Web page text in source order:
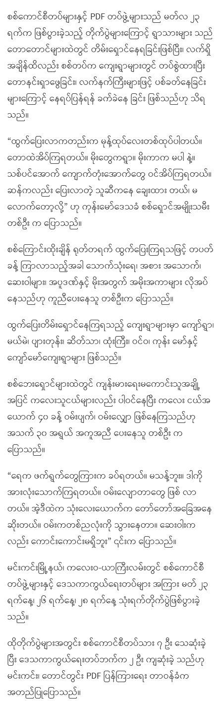
စစ်ကောင်စီတပ်များနှင့် PDF တပ်ဖွဲ့များသည် မတ်လ ၂၃
ရက်က ဖြစ်ပွားခဲ့သည့် တိုက်ပွဲများကြောင့် ရွာသားများ သည်
တောတောင်များထဲတွင် တိမ်းရှောင်နေရခြင်းဖြစ်ပြီး၊ လက်ရှိ
အချိန်ထိလည်း စစ်တပ်က ကျေးရွာများတွင် တပ်စွဲထားပြီး
တောနင်းရှာဖွေခြင်း၊ လက်နက်ကြီးများဖြင့် ပစ်ခတ်နေခြင်း
များကြောင့် နေရပ်ပြန်ရန် ခက်ခဲနေ ခြင်း ဖြစ်သည်ဟု သိရ
သည်။
“ထွက်ပြေးလာကတည်းက မုန့်ထုပ်လေးတစ်ထုပ်ပါတယ်။
တောထဲအိပ်ကြရတယ်။ မိုးတွေကရွာ။ မိုးကာက မပါ နဲ့။
သစ်ပင်အောက် ကျောက်တုံးအောက်တွေ ဝင်အိပ်ကြရတယ်။
ဆန်ကလည်း ပြေးလာတဲ့ သူဆီကနေ ချေးထား တယ်၊ မ
လောက်တော့လို့” ဟု ကုန်းမော်ဒေသခံ စစ်ရှောင်အမျိုးသမီး
တစ်ဦး က ပြောသည်။
စစ်ကြောင်းထိုးချိန် ရုတ်တရက် ထွက်ပြေးကြရသဖြင့် တပတ်
ခန့် ကြာလာသည့်အခါ သောက်သုံးရေ၊ အစား အသောက်၊
ဆေးဝါများ၊ အပူဒဏ်နှင့် မိုးအတွက် အမိုးအကာများ လိုအပ်
နေသည်ဟု ကူညီပေးနေသူ တစ်ဦးက ပြောသည်။
ထွက်ပြေးတိမ်းရှောင်နေကြရသည့် ကျေးရွာများမှာ ကျော်ရွာ၊
မယ်မဲ၊ ပျားတုန်း၊ ဆိတ်သာ၊ ထုံးကြီး၊ ဝင်ဝ၊ ကုန်း မော်နှင့်
ကျော်မော်ကျေးရွာများ ဖြစ်သည်။
စစ်ဘေးရှောင်များထဲတွင် ကျန်းမားရေးမကောင်းသူအချို့
အပြင် ကလေးသူငယ်များလည်း ပါဝင်နေပြီး ကလေး ငယ်အ
ယောက် ၄၀ ခန့် ဝမ်းပျက်၊ ဝမ်းလျှော ဖြစ်နေကြသည်ဟု
အသက် ၃၀ အရွယ် အကူအညီ ပေးနေသူ တစ်ဦး က
ပြောသည်။
“ရေက ဖက်ရွက်တွေကြားက ခပ်ရတယ်။ မသန့်ဘူး။ ဒါကို
အားလုံးသောက်ကြရတယ်။ ဝမ်းလျောတာတွေ ဖြစ် လာ
တယ်။ အဲ့ဒီထဲက သုံးလေးယောက်က တော်တော်အခြေအနေ
ဆိုးတယ်။ ဝမ်းကတစ်ညလုံးကို သွားနေတာ။ ဆေးဝါးက
လည်း ကောင်းကောင်းမရှိဘူး” ၎င်းက ပြောသည်။
မင်းကင်းမြို့နယ်၊ ကလေးဝ-ယာကြီးလမ်းတွင် စစ်ကောင်စီ
တပ်ဖွဲ့များနှင့် ဒေသကာကွယ်ရေးတပ်များ အကြား မတ် ၂၃
ရက်နေ့၊ ၂၆ ရက်နေ့၊ ၂၈ ရက်နေ့ သုံးရက်တိုက်ပွဲဖြစ်ပွားခဲ့
သည်။
ထိုတိုက်ပွဲများအတွင်း စစ်ကောင်စီတပ်သား ၇ ဦး သေဆုံးခဲ့
ပြီး ဒေသကာကွယ်ရေးတပ်ဘက်က ၂ ဦး ကျဆုံးခဲ့ သည်ဟု
မင်းကင်း၊ တောင်တွင်း PDF ပြန်ကြားရေး တာဝန်ခံက
အတည်ပြုပြောသည်။